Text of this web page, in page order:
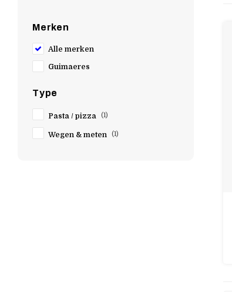
Merken
Alle merken
Guimaeres
Type
Pasta / pizza (1)
Wegen & meten (1)